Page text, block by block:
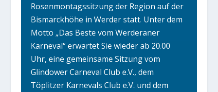
Rosenmontagssitzung der Region auf der
Bismarckhöhe in Werder statt. Unter dem
Motto „Das Beste vom Werderaner
Karneval“ erwartet Sie wieder ab 20.00
Uhr, eine gemeinsame Sitzung vom
Glindower Carneval Club e.V., dem
Töplitzer Karnevals Club e.V. und dem